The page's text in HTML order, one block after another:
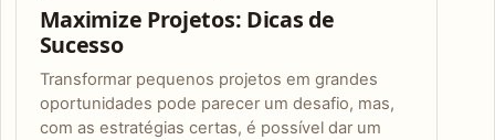
Maximize Projetos: Dicas de
Sucesso
Transformar pequenos projetos em grandes
oportunidades pode parecer um desafio, mas,
com as estratégias certas, é possível dar um